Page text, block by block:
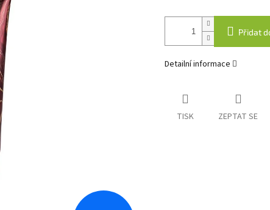
Přidat
Detailní informace
TISK ZEPTAT SE